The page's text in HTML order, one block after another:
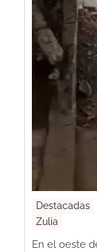
Destacadas
Zulia
En el oeste